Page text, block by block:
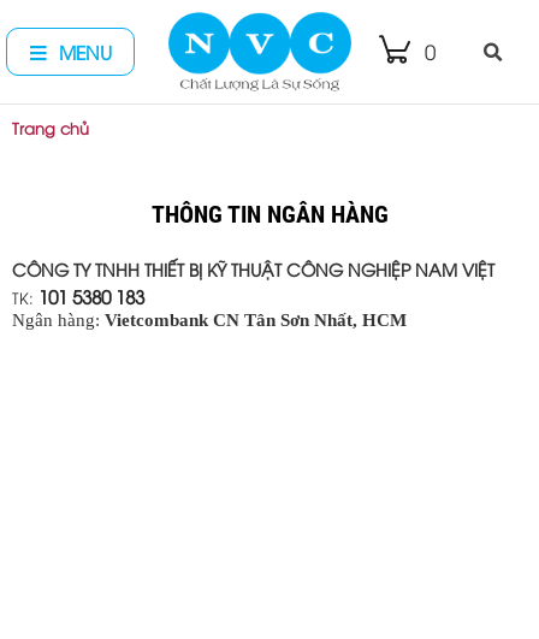
MENU 0
Trang chủ
THÔNG TIN NGÂN HÀNG
CÔNG TY TNHH THIẾT BỊ KỸ THUẬT CÔNG NGHIỆP NAM VIỆT
TK: 101 5380 183
Ngân hàng: Vietcombank CN Tân Sơn Nhất, HCM